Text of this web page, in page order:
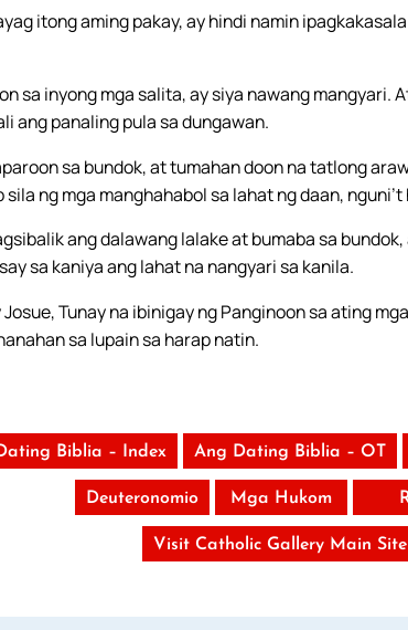
itong aming pakay, ay hindi namin
sa inyong mga salita, ay siya nawang mangyari.
ang panaling pula sa dungawan.
sa bundok, at tumahan doon na tatlong
ng mga manghahabol sa lahat ng daan,
ang dalawang lalake at bumaba sa
sa kaniya ang lahat na nangyari sa kanila.
Tunay na ibinigay ng Panginoon sa ating
sa lupain sa harap natin.
Biblia – Index Ang Dating Biblia – OT
Deuteronomio Mga Hukom
Visit Catholic Gallery Main Site